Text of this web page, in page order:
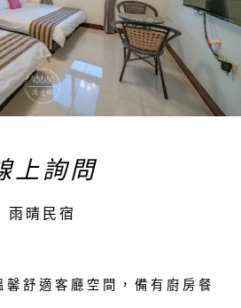
上詢問
雨晴民宿
馨舒適客廳空間，備有廚房餐